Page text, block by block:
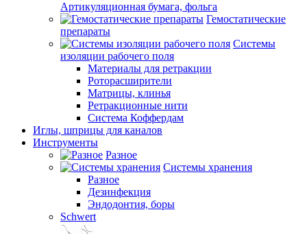
Артикуляционная бумага, фольга
Гемостатические
препараты
Системы
изоляции рабочего поля
Материалы для ретракции
Роторасширители
Матрицы, клинья
Ретракционные нити
Система Коффердам
Иглы, шприцы для каналов
Инструменты
Разное
Системы хранения
Разное
Дезинфекция
Эндодонтия, боры
Schwert